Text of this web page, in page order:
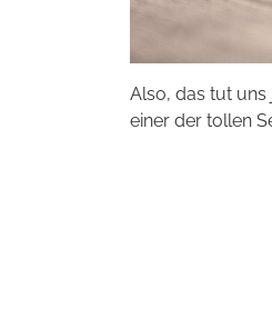
Also, das tut uns
einer der tollen